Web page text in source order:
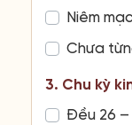
Niêm
Chưa
3. Chu kỳ
Đều 26 –